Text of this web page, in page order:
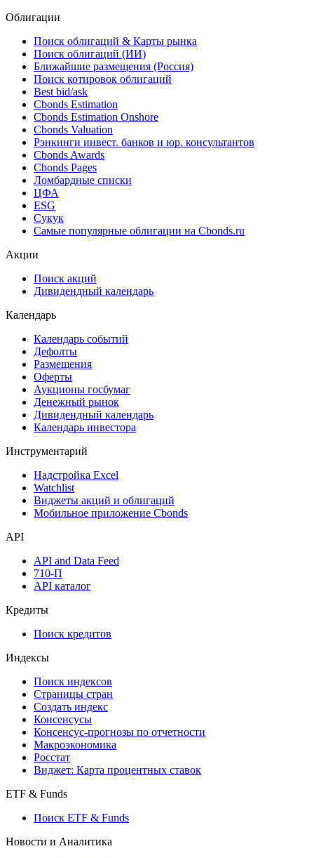
Облигации
Поиск облигаций & Карты рынка
Поиск облигаций (ИИ)
Ближайшие размещения (Россия)
Поиск котировок облигаций
Best bid/ask
Cbonds Estimation
Cbonds Estimation Onshore
Cbonds Valuation
Рэнкинги инвест. банков и юр. консультантов
Cbonds Awards
Cbonds Pages
Ломбардные списки
ЦФА
ESG
Сукук
Самые популярные облигации на Cbonds.ru
Акции
Поиск акций
Дивидендный календарь
Календарь
Календарь событий
Дефолты
Размещения
Оферты
Аукционы госбумаг
Денежный рынок
Дивидендный календарь
Календарь инвестора
Инструментарий
Надстройка Excel
Watchlist
Виджеты акций и облигаций
Мобильное приложение Cbonds
API
API and Data Feed
710-П
API каталог
Кредиты
Поиск кредитов
Индексы
Поиск индексов
Страницы стран
Создать индекс
Консенсусы
Консенсус-прогнозы по отчетности
Макроэкономика
Росстат
Виджет: Карта процентных ставок
ETF & Funds
Поиск ETF & Funds
Новости и Аналитика